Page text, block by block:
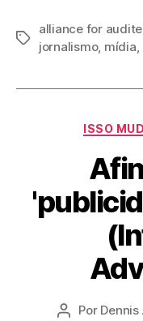
Tags
alliance for
jornalismo, mídia,
ISSO
Autor
Por